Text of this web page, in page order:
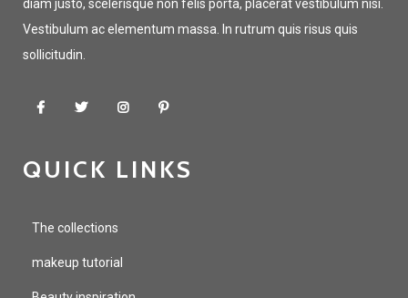
diam justo, scelerisque non felis porta, placerat vestibulum nisi.
Vestibulum ac elementum massa. In rutrum quis risus quis
sollicitudin.
QUICK LINKS
The collections
makeup tutorial